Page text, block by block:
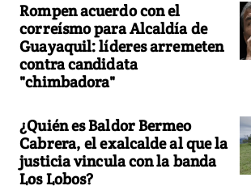
Rompen acuerdo con el
correísmo para Alcaldía de
Guayaquil: líderes arremeten
contra candidata
"chimbadora"
¿Quién es Baldor Bermeo
Cabrera, el exalcalde al que la
justicia vincula con la banda
Los Lobos?